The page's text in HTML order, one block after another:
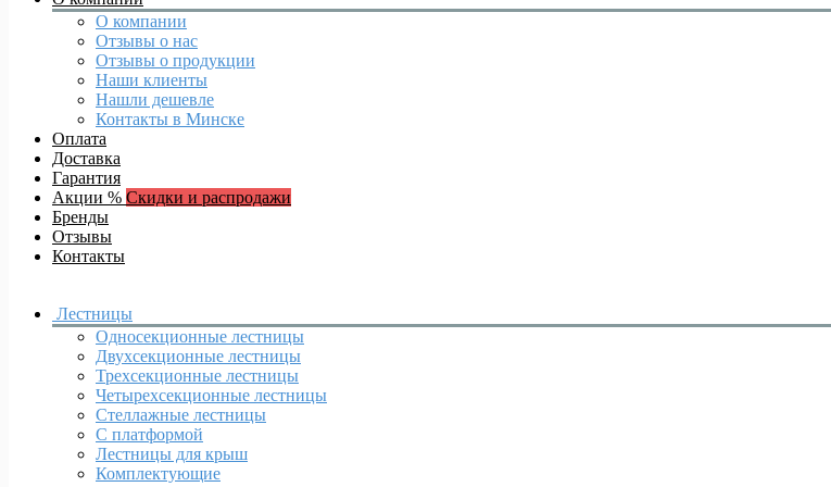
О компании
Отзывы о нас
Отзывы о продукции
Наши клиенты
Нашли дешевле
Контакты в Минске
Оплата
Доставка
Гарантия
Акции % Скидки и распродажи
Бренды
Отзывы
Контакты
Лестницы
Односекционные лестницы
Двухсекционные лестницы
Трехсекционные лестницы
Четырехсекционные лестницы
Стеллажные лестницы
С платформой
Лестницы для крыш
Комплектующие